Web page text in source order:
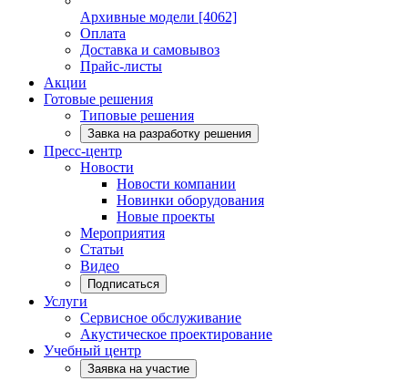
Архивные модели [4062]
Оплата
Доставка и самовывоз
Прайс-листы
Акции
Готовые решения
Типовые решения
Завка на разработку решения
Пресс-центр
Новости
Новости компании
Новинки оборудования
Новые проекты
Мероприятия
Статьи
Видео
Подписаться
Услуги
Сервисное обслуживание
Акустическое проектирование
Учебный центр
Заявка на участие